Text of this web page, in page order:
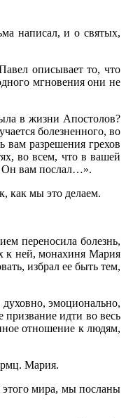
написал, и о святых,
описывает то, что
мгновения они не
в жизни Апостолов?
болезненного, во
вам разрешения грехов
во всем, что в вашей
Он вам послал…».
как мы это делаем.
переносила болезнь,
к ней, монахиня Мария
избрал ее быть тем,
эмоционально,
идти во весь
отношение к людям,
Мария.
этого мира, мы посланы